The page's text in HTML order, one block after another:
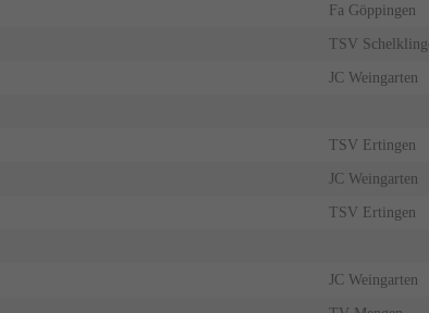
Fa Göppingen
TSV
JC Weingarten
TSV Ertingen
JC Weingarten
TSV Ertingen
JC Weingarten